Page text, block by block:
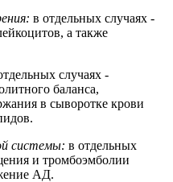
в отдельных случаях -
а также
случаях -
баланса,
в сыворотке крови
системы: в отдельных
и тромбоэмболии
АД.